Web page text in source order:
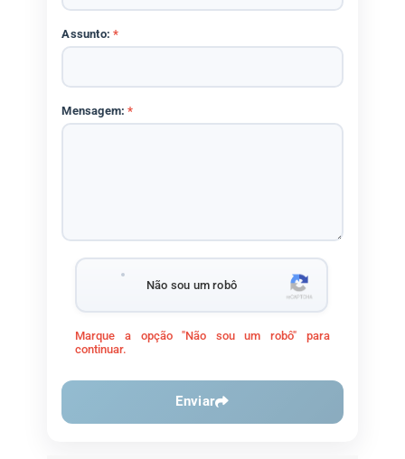
Assunto:*
Mensagem:*
Não sou um robô
Marque a opção "Não sou um robô" para
continuar.
Enviar